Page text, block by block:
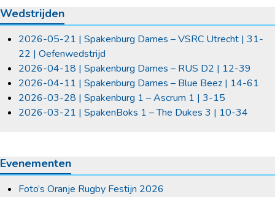
Wedstrijden
2026-05-21 | Spakenburg Dames – VSRC Utrecht | 31-
22 | Oefenwedstrijd
2026-04-18 | Spakenburg Dames – RUS D2 | 12-39
2026-04-11 | Spakenburg Dames – Blue Beez | 14-61
2026-03-28 | Spakenburg 1 – Ascrum 1 | 3-15
2026-03-21 | SpakenBoks 1 – The Dukes 3 | 10-34
Evenementen
Foto’s Oranje Rugby Festijn 2026